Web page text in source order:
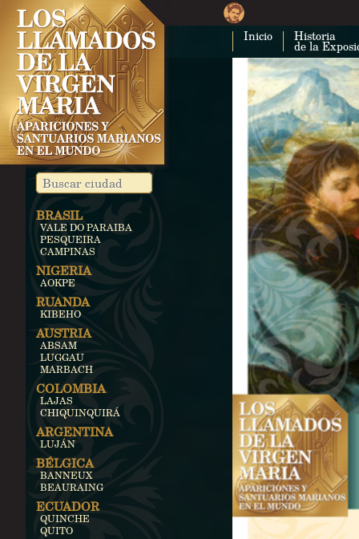
Inicio Historia
de la
BRASIL
VALE DO PARAIBA
PESQUEIRA
CAMPINAS
NIGERIA
AOKPE
RUANDA
KIBEHO
AUSTRIA
ABSAM
LUGGAU
MARBACH
COLOMBIA
LAJAS
CHIQUINQUIRÁ
ARGENTINA
LUJÁN
BÉLGICA
BANNEUX
BEAURAING
ECUADOR
QUINCHE
QUITO